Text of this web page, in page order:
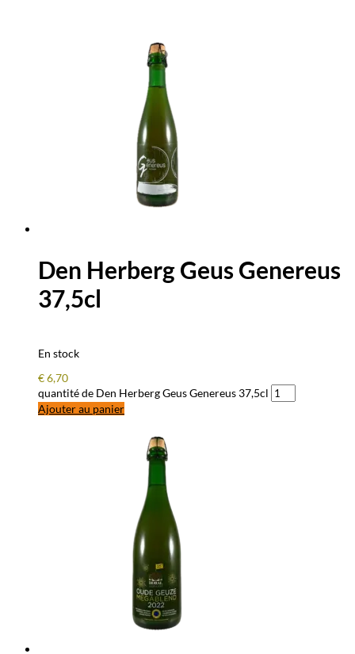
Den Herberg Geus Genereus
37,5cl
En stock
€6,70
quantité de Den Herberg Geus Genereus 37,5cl
Ajouter au panier